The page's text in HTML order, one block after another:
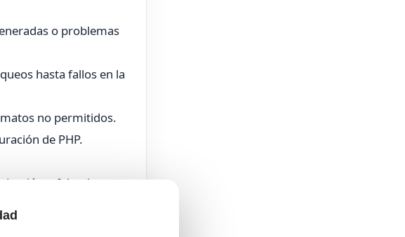
o problemas
hasta fallos en la
no permitidos.
de PHP.
o falta de
fallidas o conflictos